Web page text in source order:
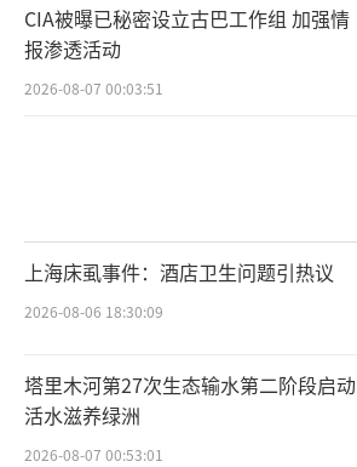
CIA被曝已秘密设立古巴工作组 加强情
报渗透活动
2026-08-07 00:03:51
上海床虱事件：酒店卫生问题引热议
2026-08-06 18:30:09
塔里木河第27次生态输水第二阶段启动
活水滋养绿洲
2026-08-07 00:53:01